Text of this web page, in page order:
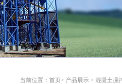
当前位置： 首页> 产品展示 > 混凝土搅